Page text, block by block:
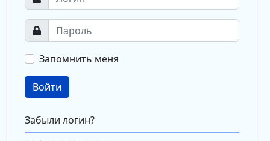
Запомнить меня
Войти
Забыли логин?